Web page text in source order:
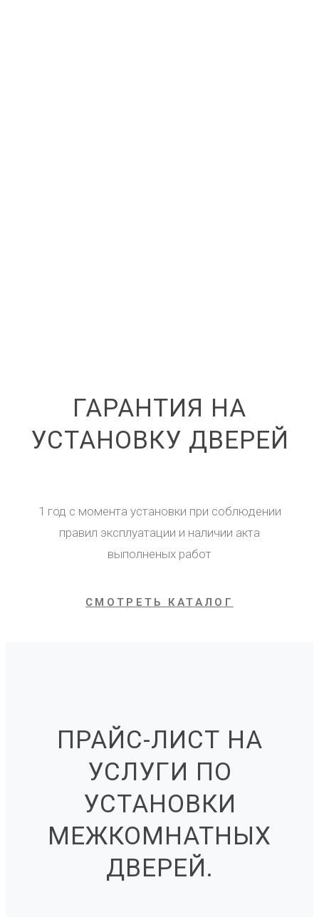
ГАРАНТИЯ НА
УСТАНОВКУ ДВЕРЕЙ
1 год с момента установки при соблюдении
правил эксплуатации и наличии акта
выполненых работ
СМОТРЕТЬ КАТАЛОГ
ПРАЙС-ЛИСТ НА
УСЛУГИ ПО
УСТАНОВКИ
МЕЖКОМНАТНЫХ
ДВЕРЕЙ.